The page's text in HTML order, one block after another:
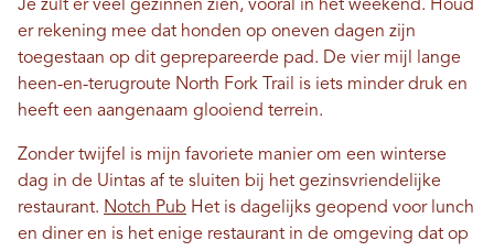
Je zult er veel gezinnen zien, vooral in het weekend. Houd
er rekening mee dat honden op oneven dagen zijn
toegestaan ​​op dit geprepareerde pad. De vier mijl lange
heen-en-terugroute North Fork Trail is iets minder druk en
heeft een aangenaam glooiend terrein.
Zonder twijfel is mijn favoriete manier om een ​​winterse
dag in de Uintas af te sluiten bij het gezinsvriendelijke
restaurant. Notch Pub Het is dagelijks geopend voor lunch
en diner en is het enige restaurant in de omgeving dat op